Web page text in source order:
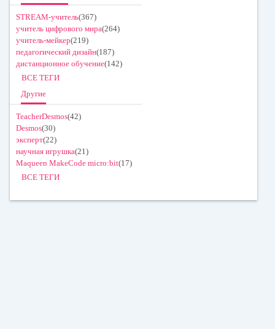
STREAM-учитель(367)
учитель цифрового мира(264)
учитель-мейкер(219)
педагогический дизайн(187)
дистанционное обучение(142)
ВСЕ ТЕГИ
Другие
TeacherDesmos(42)
Desmos(30)
эксперт(22)
научная игрушка(21)
Maqueen MakeCode micro:bit(17)
ВСЕ ТЕГИ